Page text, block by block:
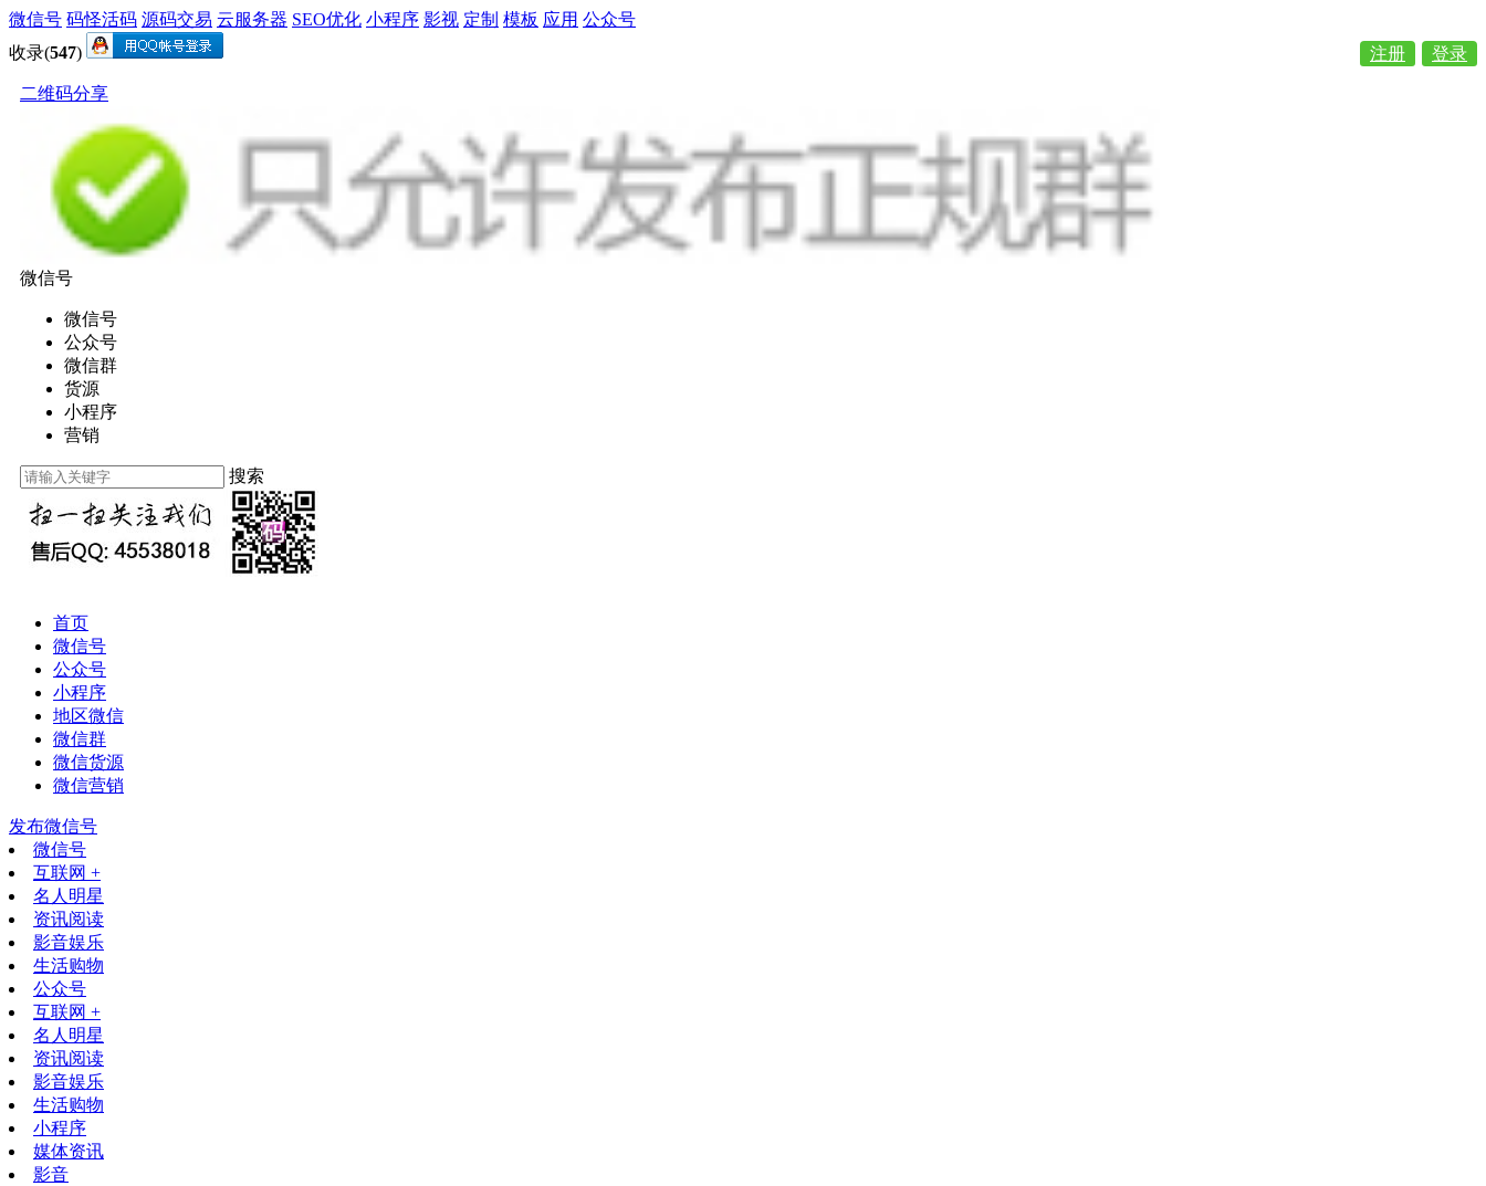
微信号 码怪活码 源码交易 云服务器 SEO优化 小程序 影视 定制 模板 应用 公众号
收录(547) 登录
注册
二维码分享
微信号
微信号
公众号
微信群
货源
小程序
营销
搜索
首页
微信号
公众号
小程序
地区微信
微信群
微信货源
微信营销
发布微信号
微信号
互联网 +
名人明星
资讯阅读
影音娱乐
生活购物
公众号
互联网 +
名人明星
资讯阅读
影音娱乐
生活购物
小程序
媒体资讯
影音